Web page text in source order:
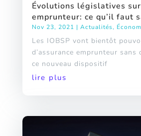
Évolutions législatives sur
emprunteur: ce qu’il faut
Nov 23, 2021 | Actualités,
Les IOBSP vont bientôt
d’assurance emprunteur sans
ce nouveau dispositif
lire plus